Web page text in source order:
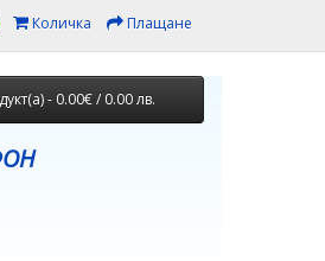
Количка Плащане
- 0.00€ / 0.00 лв.